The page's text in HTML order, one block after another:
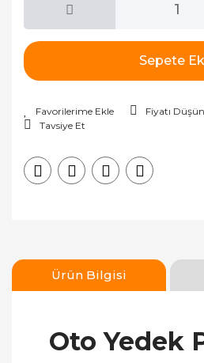
Sepete
Fiyatı
Tavsiye Et
Ürün Bilgisi
Oto Yedek